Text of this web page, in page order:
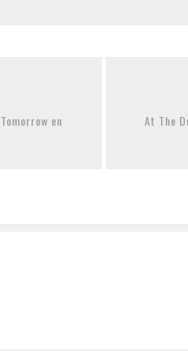
en
At The